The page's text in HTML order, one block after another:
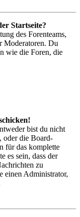
Startseite?
des Forenteams,
Moderatoren. Du
wie die Foren, die
bist du nicht
oder die Board-
für das komplette
es sein, dass der
zu
einen Administrator,